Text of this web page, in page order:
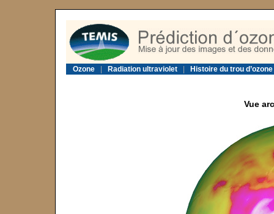
Ozone Radiation ultraviolet Histoire du trou d’ozone
Vue